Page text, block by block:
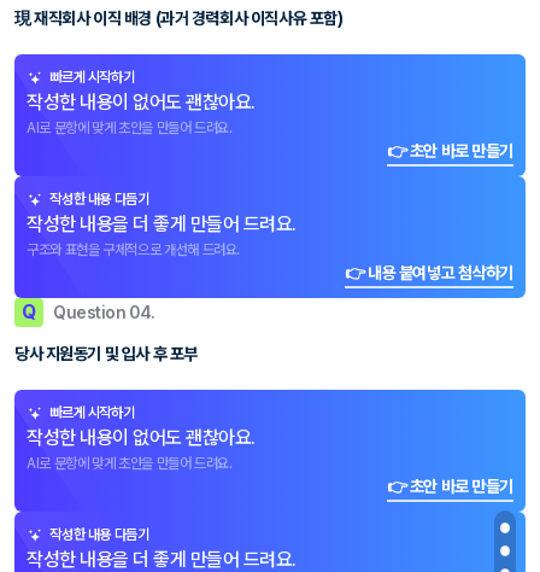
現 재직회사 이직 배경 (과거 경력회사 이직사유 포함)
빠르게 시작하기
작성한 내용이 없어도 괜찮아요.
AI로 문항에 맞게 초안을 만들어 드려요.
👉 초안 바로 만들기
작성한 내용 다듬기
작성한 내용을 더 좋게 만들어 드려요.
구조와 표현을 구체적으로 개선해 드려요.
👉 내용 붙여넣고 첨삭하기
Q Question 04.
당사 지원동기 및 입사 후 포부
빠르게 시작하기
작성한 내용이 없어도 괜찮아요.
AI로 문항에 맞게 초안을 만들어 드려요.
👉 초안 바로 만들기
작성한 내용 다듬기
작성한 내용을 더 좋게 만들어 드려요.